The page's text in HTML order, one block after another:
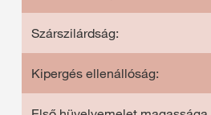
Szárszilárdság:
Kipergés ellenállóság: